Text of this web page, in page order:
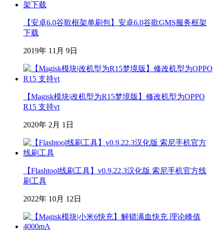
【安卓6.0谷歌框架单刷包】安卓6.0谷歌GMS服务框架
下载
2019年 11月 9日
【Magisk模块|改机型为R15梦境版】修改机型为OPPO
R15 支持vt
2020年 2月 1日
【Flashtool线刷工具】v0.9.22.3汉化版 索尼手机官方线
刷工具
2022年 10月 12日